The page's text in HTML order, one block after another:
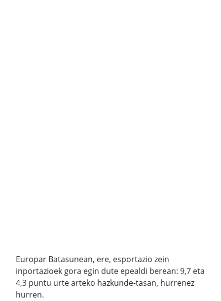
Europar Batasunean, ere, esportazio zein
inportazioek gora egin dute epealdi berean: 9,7 eta
4,3 puntu urte arteko hazkunde-tasan, hurrenez
hurren.